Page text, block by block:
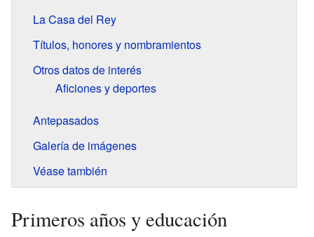
La Casa del Rey
Títulos, honores y nombramientos
Otros datos de interés
Aficiones y deportes
Antepasados
Galería de imágenes
Véase también
Primeros años y educación